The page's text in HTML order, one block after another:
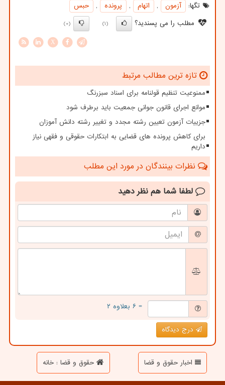
تگها:
آزمون , اتهام , پرونده ,
حبس
مطلب را می پسندید؟
(1)
(0)
X
تازه ترین مطالب مرتبط
ممنوعیت تنظیم قولنامه برای اسناد سبزرنگ
موانع اجرای قانون جوانی جمعیت باید برطرف شود
جزییات آزمون تعیین رشته مجدد و تغییر رشته دانش آموزان
برای کاهش پرونده های قضایی به ابتکارات حقوقی و فقهی نیاز
داریم
نظرات بینندگان در مورد این مطلب
لطفا شما هم نظر دهید
= ۶ بعلاوه ۲
درج دیدگاه
اخبار حقوق و قضا حقوق و قضا : خانه